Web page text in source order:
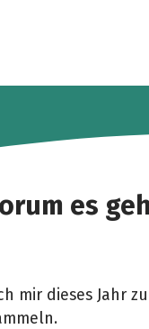
es
mir dieses Jahr